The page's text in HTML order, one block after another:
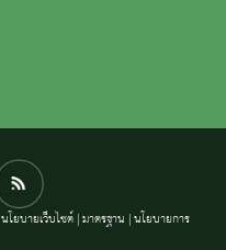
นโยบายเว็บไซต์|มาตรฐาน |นโยบายการ